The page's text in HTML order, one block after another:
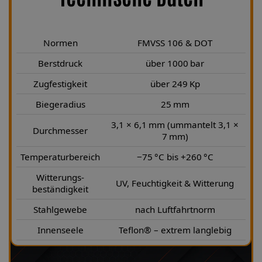
Normen
FMVSS 106 & DOT
Berstdruck
über 1000 bar
Zugfestigkeit
über 249 Kp
Biegeradius
25 mm
Durchmesser
3,1 × 6,1 mm (ummantelt 3,1 ×
7 mm)
Temperaturbereich
−75 °C bis +260 °C
Witterungs-
beständigkeit
UV, Feuchtigkeit & Witterung
Stahlgewebe
nach Luftfahrtnorm
Innenseele
Teflon® – extrem langlebig